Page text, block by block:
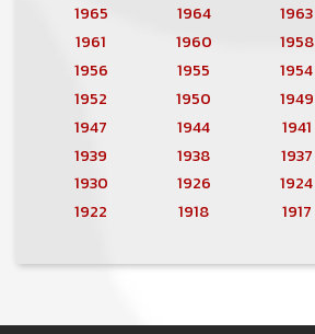
1965
1964 1963
1961
1960 1958
1956
1955 1954
1952
1950 1949
1947
1944 1941
1939
1938 1937
1930
1926 1924
1922
1918 1917